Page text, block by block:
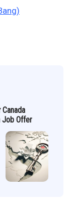
Job Offer